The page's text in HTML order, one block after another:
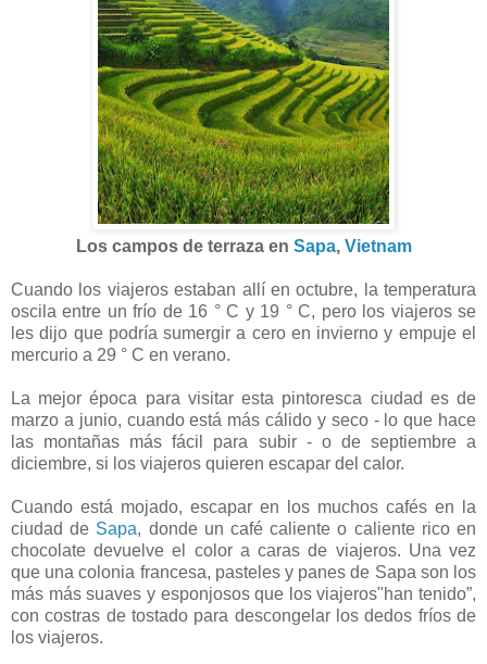
Los campos de terraza en Sapa, Vietnam
Cuando los viajeros estaban allí en octubre, la temperatura
oscila entre un frío de 16 ° C y 19 ° C, pero los viajeros se
les dijo que podría sumergir a cero en invierno y empuje el
mercurio a 29 ° C en verano.
La mejor época para visitar esta pintoresca ciudad es de
marzo a junio, cuando está más cálido y seco - lo que hace
las montañas más fácil para subir - o de septiembre a
diciembre, si los viajeros quieren escapar del calor.
Cuando está mojado, escapar en los muchos cafés en la
ciudad de Sapa, donde un café caliente o caliente rico en
chocolate devuelve el color a caras de viajeros. Una vez
que una colonia francesa, pasteles y panes de Sapa son los
más más suaves y esponjosos que los viajeros"han tenido”,
con costras de tostado para descongelar los dedos fríos de
los viajeros.